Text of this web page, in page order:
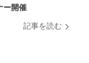
ー開催
記事を読む